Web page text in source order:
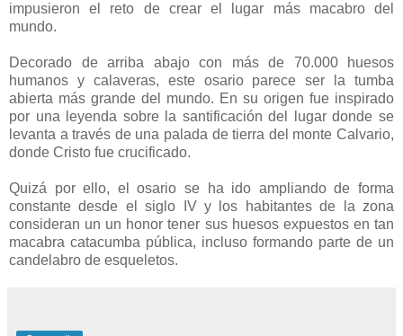
impusieron el reto de crear el lugar más macabro del
mundo.
Decorado de arriba abajo con más de 70.000 huesos
humanos y calaveras, este osario parece ser la tumba
abierta más grande del mundo. En su origen fue inspirado
por una leyenda sobre la santificación del lugar donde se
levanta a través de una palada de tierra del monte Calvario,
donde Cristo fue crucificado.
Quizá por ello, el osario se ha ido ampliando de forma
constante desde el siglo IV y los habitantes de la zona
consideran un un honor tener sus huesos expuestos en tan
macabra catacumba pública, incluso formando parte de un
candelabro de esqueletos.